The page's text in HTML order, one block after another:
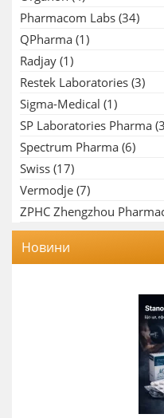
Pharmacom Labs (34)
QPharma (1)
Radjay (1)
Restek Laboratories (3)
Sigma-Medical (1)
SP Laboratories Pharma
Spectrum Pharma (6)
Swiss (17)
Vermodje (7)
ZPHC Zhengzhou
Новини